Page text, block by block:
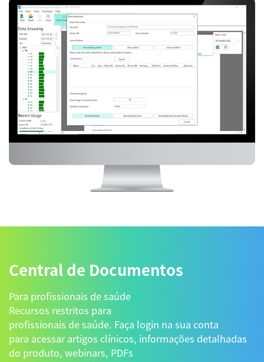
Central de Documentos
Para profissionais de saúde
Recursos restritos para
profissionais de saúde. Faça login na sua conta
para acessar artigos clínicos, informações detalhadas
do produto, webinars, PDFs